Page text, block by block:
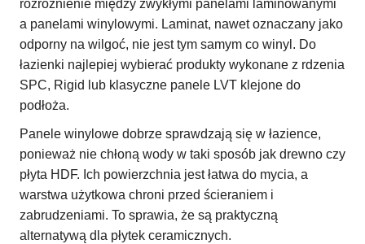
rozróżnienie między zwykłymi panelami laminowanymi
a panelami winylowymi. Laminat, nawet oznaczany jako
odporny na wilgoć, nie jest tym samym co winyl. Do
łazienki najlepiej wybierać produkty wykonane z rdzenia
SPC, Rigid lub klasyczne panele LVT klejone do
podłoża.
Panele winylowe dobrze sprawdzają się w łazience,
ponieważ nie chłoną wody w taki sposób jak drewno czy
płyta HDF. Ich powierzchnia jest łatwa do mycia, a
warstwa użytkowa chroni przed ścieraniem i
zabrudzeniami. To sprawia, że są praktyczną
alternatywą dla płytek ceramicznych.